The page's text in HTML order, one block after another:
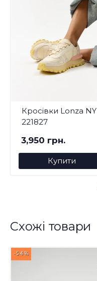
Кросівки Lonza NY
221827
3,950 грн.
Купити
Схожі товари
-54%